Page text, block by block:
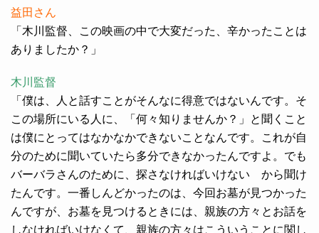
益田さん
「木川監督、この映画の中で大変だった、辛かったことは
ありましたか？」
木川監督
「僕は、人と話すことがそんなに得意ではないんです。そ
この場所にいる人に、「何々知りませんか？」と聞くこと
は僕にとってはなかなかできないことなんです。これが自
分のために聞いていたら多分できなかったんですよ。でも
バーバラさんのために、探さなければいけない から聞け
たんです。一番しんどかったのは、今回お墓が見つかった
んですが、お墓を見つけるときには、親族の方々とお話を
しなければいけなくて、親族の方々はこういうことに関し